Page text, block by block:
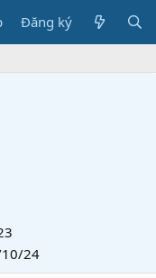
Đăng ký
24